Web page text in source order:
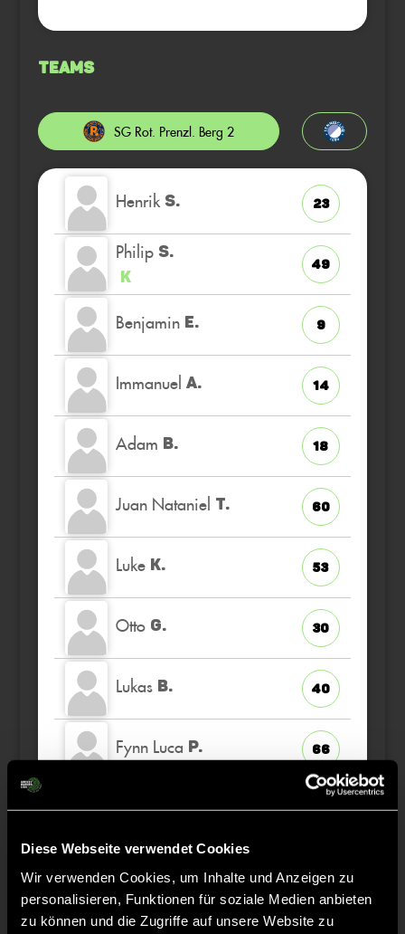
Diese Webseite verwendet Cookies
Wir verwenden Cookies, um Inhalte und Anzeigen zu
personalisieren, Funktionen für soziale Medien anbieten
zu können und die Zugriffe auf unsere Website zu
Teams
SG Rot. Prenzl. Berg 2
Henrik S. 23
Philip S.
K
49
Benjamin E. 9
Immanuel A. 14
Adam B. 18
Juan Nataniel T. 60
Luke K. 53
Otto G. 30
Lukas B. 40
Fynn Luca P. 66
16
Jonas
Theo S.